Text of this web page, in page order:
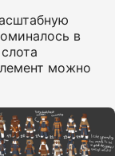
в
можно